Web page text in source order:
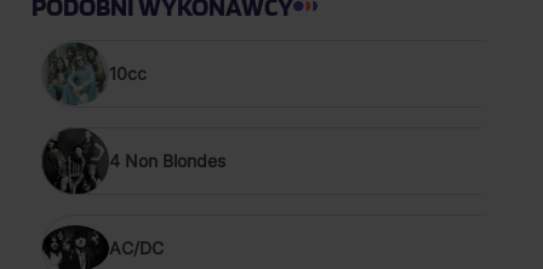
10cc
4 Non Blondes
AC/DC